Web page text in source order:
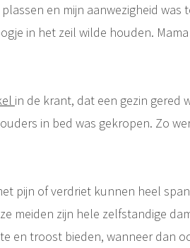
en mijn aanwezigheid
in het zeil wilde houden.
in de krant, dat een gezin gered
in bed was gekropen. Zo
pijn of verdriet kunnen heel
meiden zijn hele zelfstandige
en troost bieden, wanneer dan